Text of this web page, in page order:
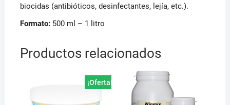
biocidas (antibióticos, desinfectantes, lejía, etc.).
Formato:500 ml – 1 litro
Productos relacionados
¡Oferta!